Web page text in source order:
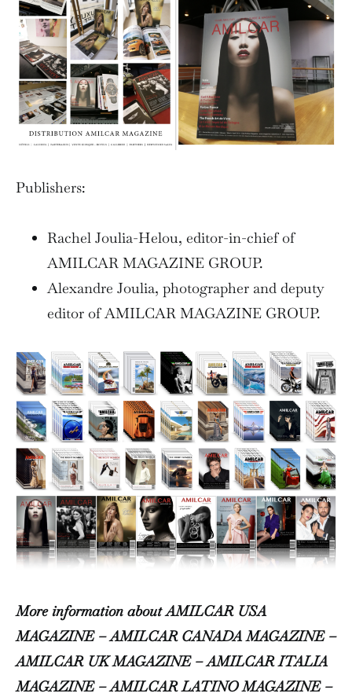
Publishers:
Rachel Joulia-Helou, editor-in-chief of
AMILCAR MAGAZINE GROUP.
Alexandre Joulia, photographer and deputy
editor of AMILCAR MAGAZINE GROUP.
More information about AMILCAR USA
MAGAZINE – AMILCAR CANADA MAGAZINE –
AMILCAR UK MAGAZINE – AMILCAR ITALIA
MAGAZINE – AMILCAR LATINO MAGAZINE –